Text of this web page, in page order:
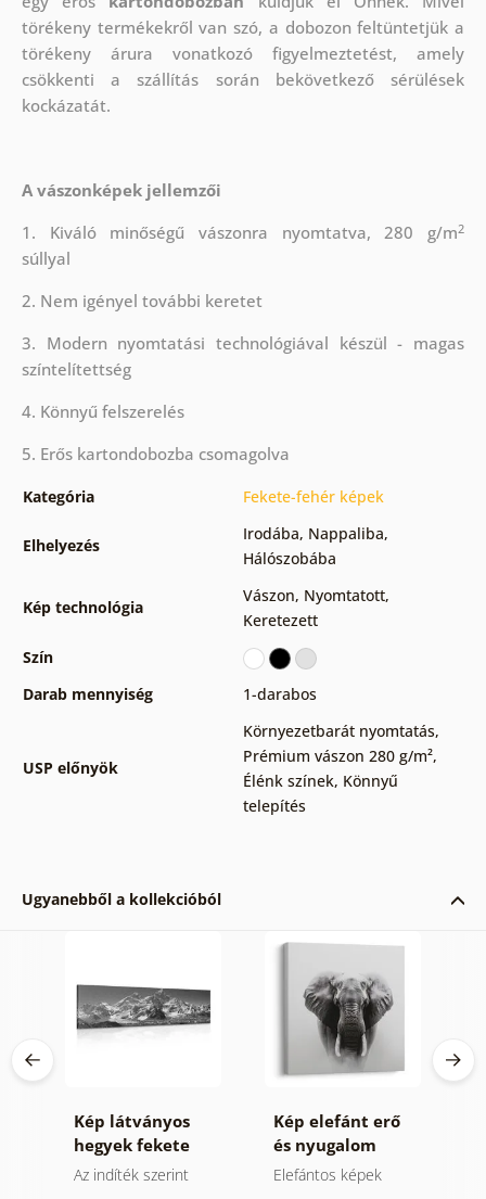
törékeny termékekről van szó, a dobozon feltüntetjük a
törékeny árura vonatkozó figyelmeztetést, amely
csökkenti a szállítás során bekövetkező sérülések
kockázatát.
A vászonképek jellemzői
1. Kiváló minőségű vászonra nyomtatva, 280 g/m2
súllyal
2. Nem igényel további keretet
3. Modern nyomtatási technológiával készül - magas
színtelítettség
4. Könnyű felszerelés
5. Erős kartondobozba csomagolva
Kategória Fekete-fehér képek
Elhelyezés
Irodába, Nappaliba,
Hálószobába
Kép technológia
Vászon, Nyomtatott,
Keretezett
Szín
Darab mennyiség
1-darabos
USP előnyök
Környezetbarát nyomtatás,
Prémium vászon 280 g/m²,
Élénk színek, Könnyű
telepítés
Ugyanebből a kollekcióból
Kép látványos
hegyek fekete
fehérben
Az indíték szerint
Kép elefánt erő
és nyugalom
Elefántos képek